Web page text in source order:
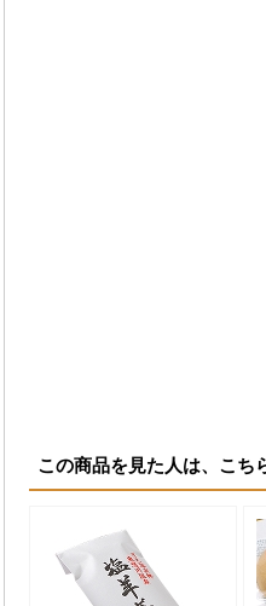
この商品を見た人は、こち